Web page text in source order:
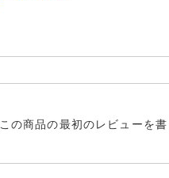
この商品の最初のレビューを